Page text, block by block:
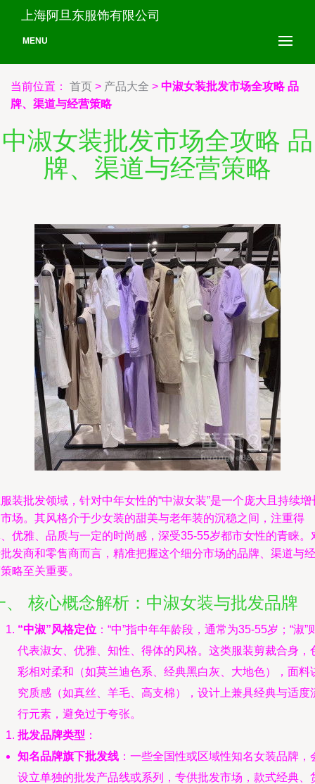
上海阿旦东服饰有限公司
MENU
当前位置： 首页 > 产品大全 > 中淑女装批发市场全攻略 品
牌、渠道与经营策略
中淑女装批发市场全攻略 品
牌、渠道与经营策略
装批发领域，针对中年女性的“中淑女装”是一个庞大且持续增
场。其风格介于少女装的甜美与老年装的沉稳之间，注重得
优雅、品质与一定的时尚感，深受35-55岁都市女性的青睐。
发商和零售商而言，精准把握这个细分市场的品牌、渠道与经
略至关重要。
、 核心概念解析：中淑女装与批发品牌
“中淑”风格定位 ：“中”指中年年龄段，通常为35-55岁；“淑”
代表淑女、优雅、知性、得体的风格。这类服装剪裁合身，
彩相对柔和（如莫兰迪色系、经典黑白灰、大地色），面料
究质感（如真丝、羊毛、高支棉），设计上兼具经典与适度
行元素，避免过于夸张。
批发品牌类型 ：
知名品牌旗下批发线 ：一些全国性或区域性知名女装品牌，
设立单独的批发产品线或系列，专供批发市场，款式经典、